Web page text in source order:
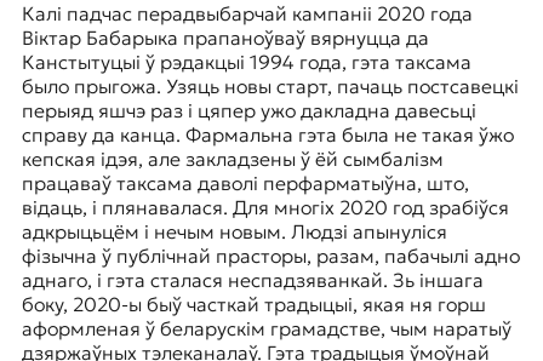
Калі падчас перадвыбарчай кампаніі 2020 года
Віктар Бабарыка прапаноўваў вярнуцца да
Канстытуцыі ў рэдакцыі 1994 года, гэта таксама
было прыгожа. Узяць новы старт, пачаць постсавецкі
перыяд яшчэ раз і цяпер ужо дакладна давесьці
справу да канца. Фармальна гэта была не такая ўжо
кепская ідэя, але закладзены ў ёй сымбалізм
працаваў таксама даволі перфарматыўна, што,
відаць, і плянавалася. Для многіх 2020 год зрабіўся
адкрыцьцём і нечым новым. Людзі апынуліся
фізычна ў публічнай прасторы, разам, пабачылі адно
аднаго, і гэта сталася неспадзяванкай. Зь іншага
боку, 2020-ы быў часткай традыцыі, якая ня горш
аформленая ў беларускім грамадстве, чым наратыў
дзяржаўных тэлеканалаў. Гэта традыцыя ўмоўнай